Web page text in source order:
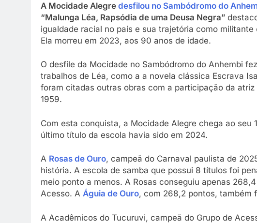
A Mocidade Alegre desfilou no Sambódromo do
“Malunga Léa, Rapsódia de uma Deusa Negra”
igualdade racial no país e sua trajetória como
Ela morreu em 2023, aos 90 anos de idade.
O desfile da Mocidade no Sambódromo do Anhembi
trabalhos de Léa, como a a novela clássica Escrava
foram citadas outras obras com a participação da
1959.
Com esta conquista, a Mocidade Alegre chega ao seu
último título da escola havia sido em 2024.
A Rosas de Ouro, campeã do Carnaval paulista de
história. A escola de samba que possui 8 títulos foi
meio ponto a menos. A Rosas conseguiu apenas
Acesso. A Águia de Ouro, com 268,2 pontos, também
A Acadêmicos do Tucuruvi, campeã do Grupo de